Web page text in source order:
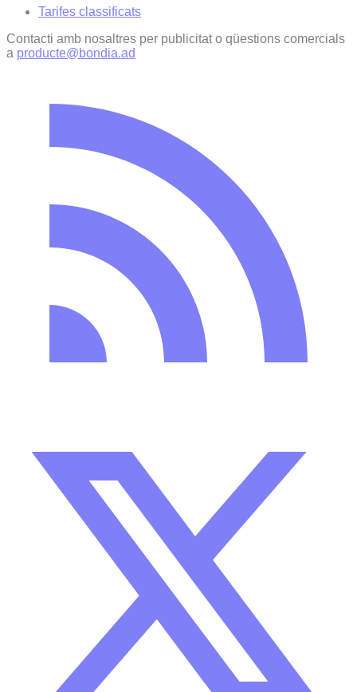
Tarifes classificats
Contacti amb nosaltres per publicitat o qüestions comercials
a producte@bondia.ad